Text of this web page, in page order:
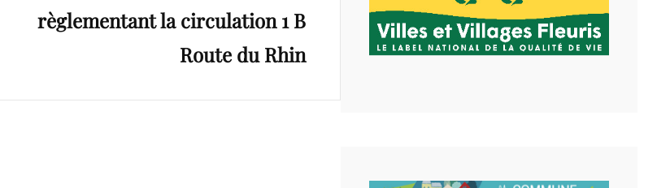
règlementant la circulation 1 B
Route du Rhin